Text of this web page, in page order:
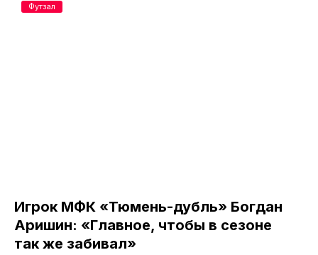
Игрок МФК «Тюмень-дубль» Богдан
Аришин: «Главное, чтобы в сезоне
так же забивал»
Футзал